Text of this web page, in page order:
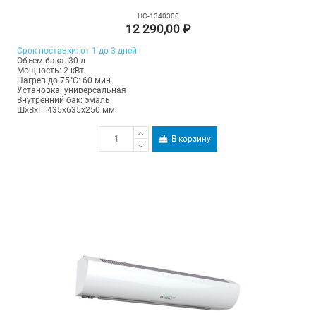
НС-1340300
12 290,00 ₽
Срок поставки: от 1 до 3 дней
Объем бака: 30 л
Мощность: 2 кВт
Нагрев до 75°С: 60 мин.
Установка: универсальная
Внутренний бак: эмаль
ШхВхГ: 435х635х250 мм
В корзину